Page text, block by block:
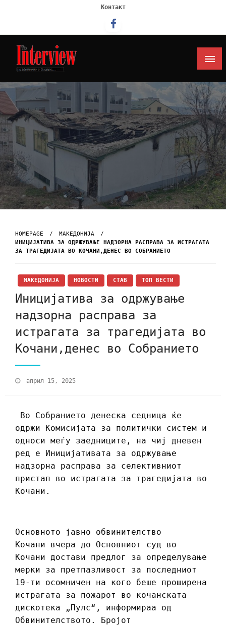
Контакт
Интервју
HOMEPAGE
МАКЕДОНИЈА
ИНИЦИЈАТИВА ЗА ОДРЖУВАЊЕ НАДЗОРНА РАСПРАВА ЗА ИСТРАГАТА
ЗА ТРАГЕДИЈАТА ВО КОЧАНИ,ДЕНЕС ВО СОБРАНИЕТО
МАКЕДОНИЈА НОВОСТИ СТАВ ТОП ВЕСТИ
Иницијатива за одржување
надзорна расправа за
истрагата за трагедијата во
Кочани,денес во Собранието
април 15, 2025
Во Собранието денеска седница ќе
одржи Комисијата за политички систем и
односи меѓу заедниците, на чиј дневен
ред е Иницијативата за одржување
надзорна расправа за селективниот
пристап во истрагата за трагедијата во
Кочани.
Основното јавно обвинителство
Кочани вчера до Основниот суд во
Кочани достави предлог за определување
мерки за претпазливост за последниот
19-ти осомничен на кого беше проширена
истрагата за пожарот во кочанската
дискотека „Пулс“, информираа од
Обвинителството. Бројот